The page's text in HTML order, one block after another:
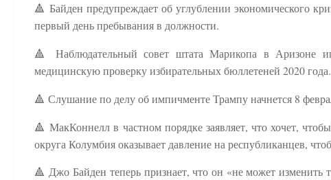
🔺 Байден предупреждает об углублении экономического
первый день пребывания в должности.
🔺 Наблюдательный совет штата Марикопа в Аризоне
медицинскую проверку избирательных бюллетеней 2020 года.
🔺 Слушание по делу об импичменте Трампу начнется 8
🔺 МакКоннелл в частном порядке заявляет, что хочет,
округа Колумбия оказывает давление на республиканцев,
🔺 Джо Байден теперь признает, что он «не может изменить